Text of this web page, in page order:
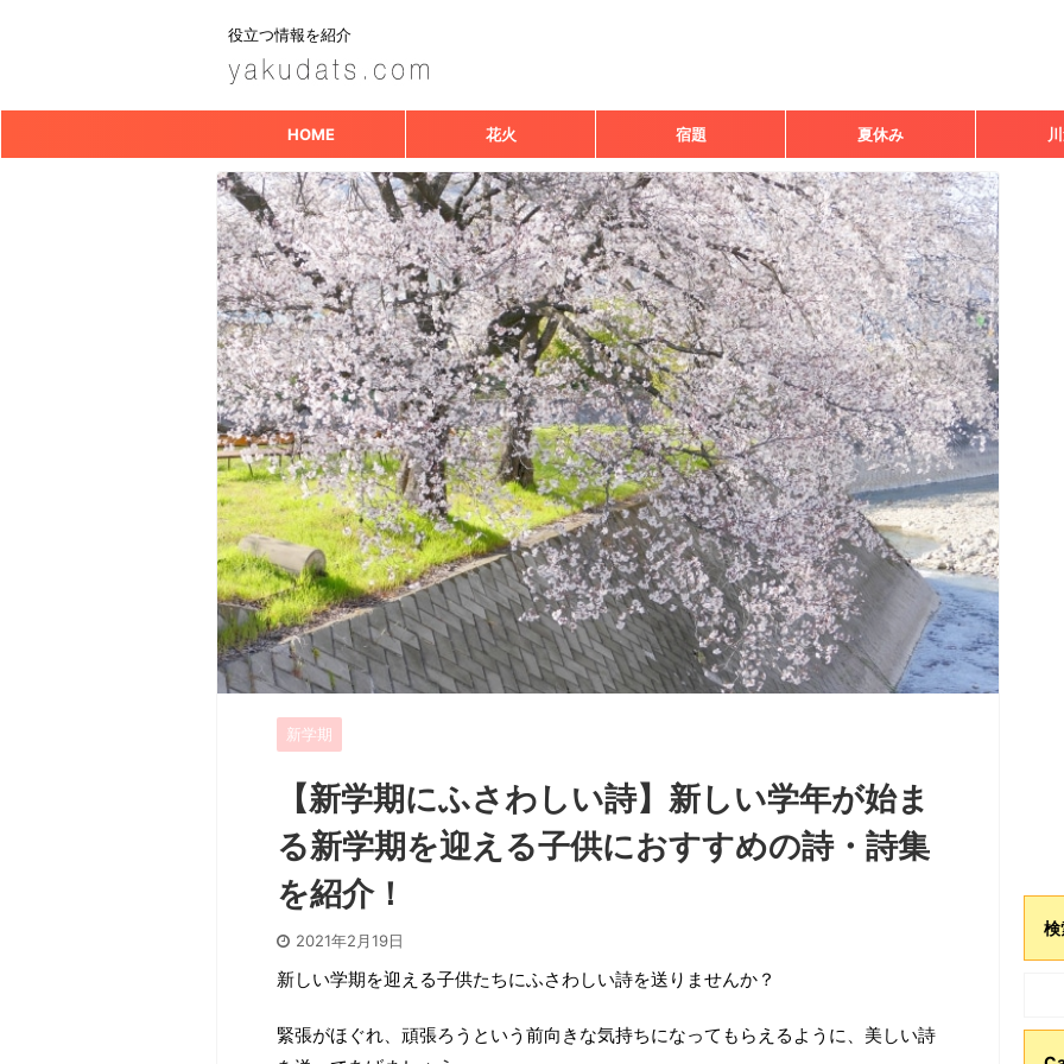
役立つ情報を紹介
HOME 花火 宿題 夏休み
新学期
【新学期にふさわしい詩】新しい学年が始ま
る新学期を迎える子供におすすめの詩・詩集
を紹介！
2021年2月19日
新しい学期を迎える子供たちにふさわしい詩を送りませんか？
緊張がほぐれ、頑張ろうという前向きな気持ちになってもらえるように、美しい詩
検